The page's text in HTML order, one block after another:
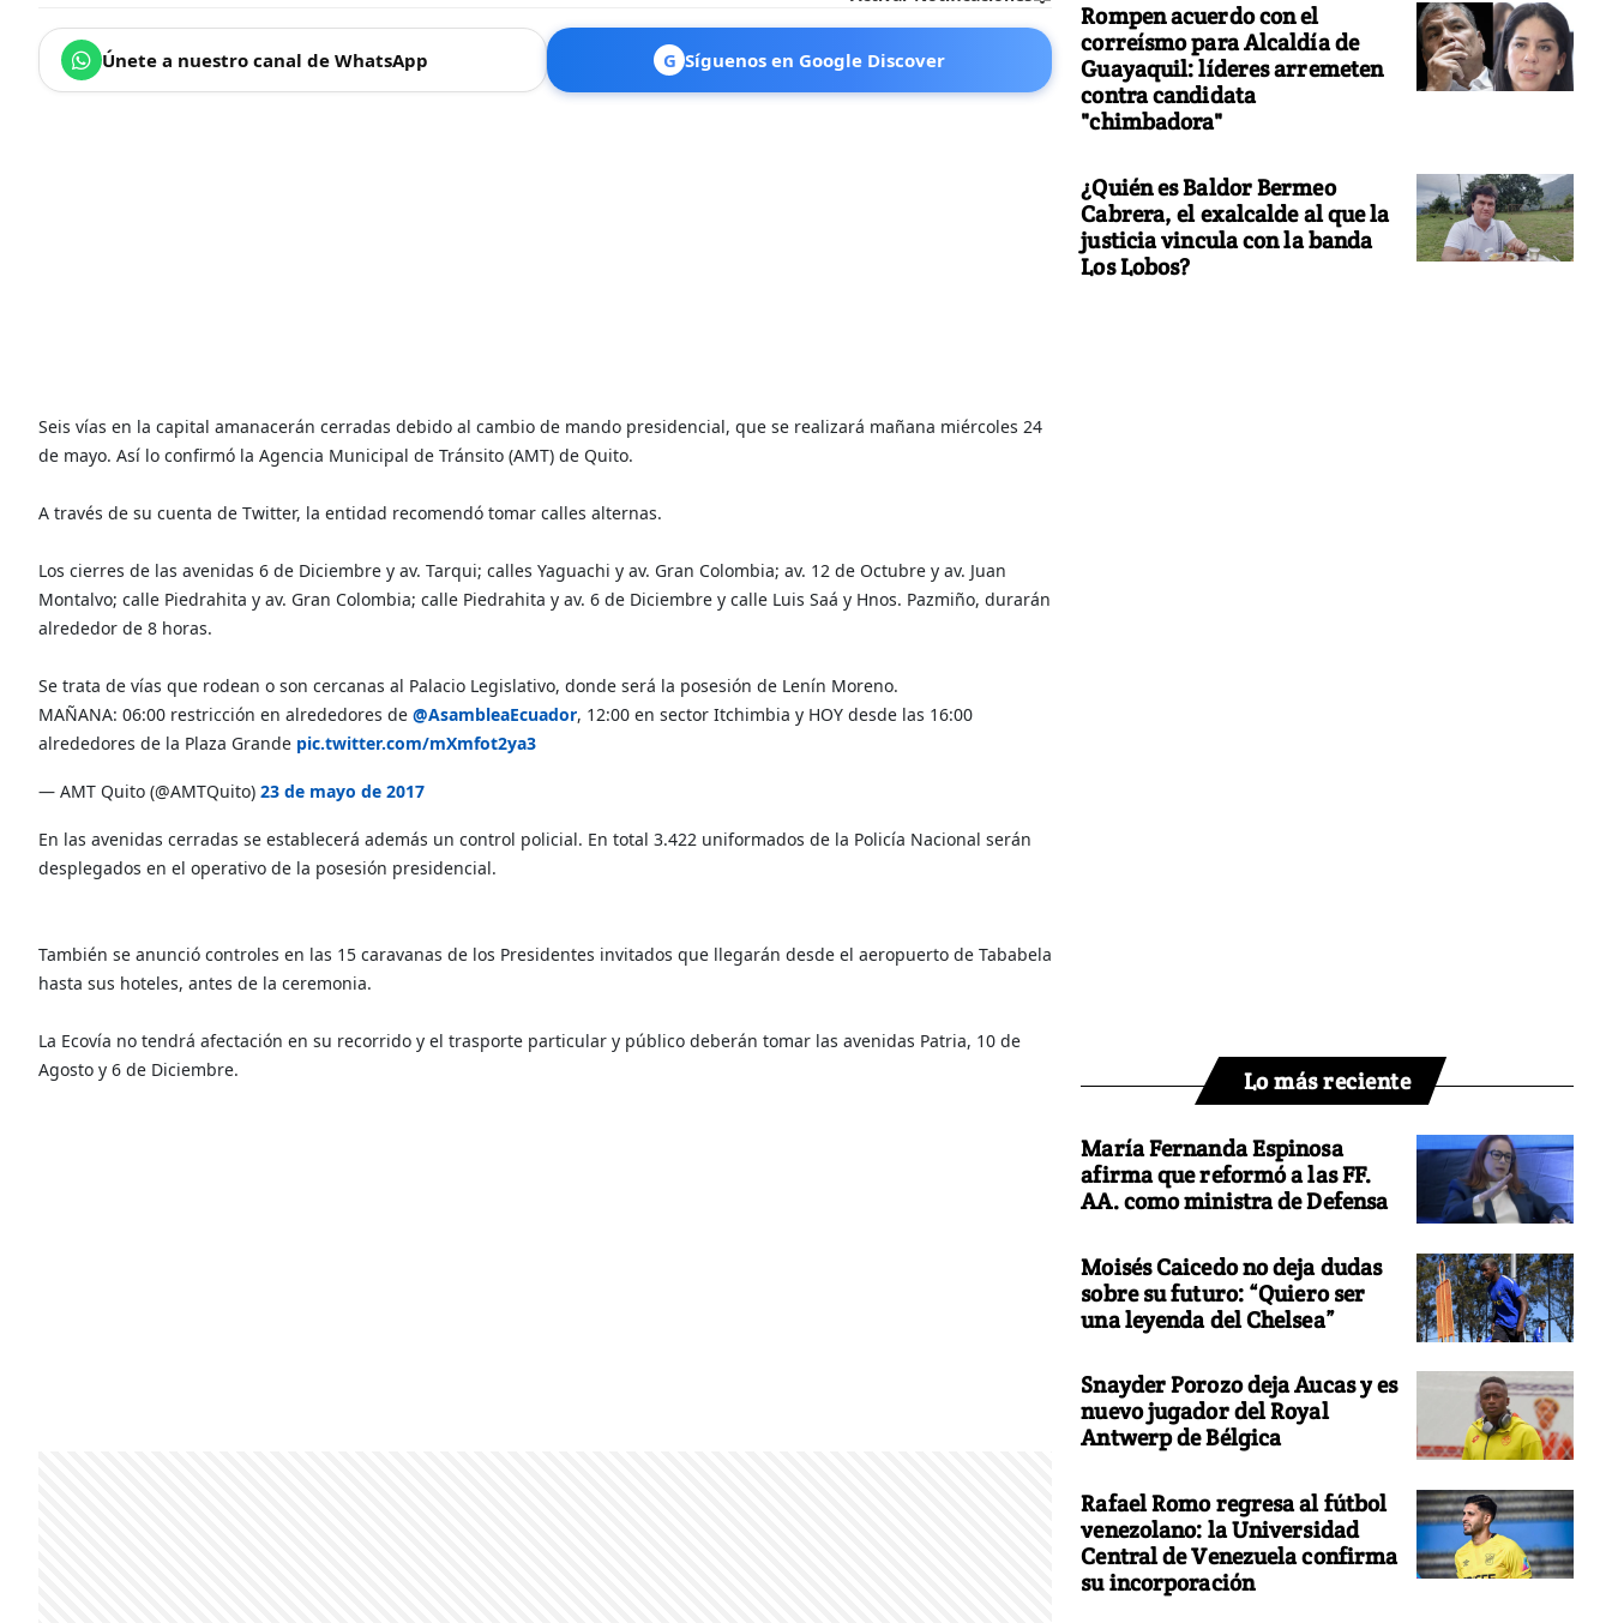
Únete a nuestro canal de WhatsApp G Síguenos en Google Discover
Seis vías en la capital amanacerán cerradas debido al cambio de mando presidencial, que se realizará mañana miércoles 24
de mayo. Así lo confirmó la Agencia Municipal de Tránsito (AMT) de Quito.
A través de su cuenta de Twitter, la entidad recomendó tomar calles alternas.
Los cierres de las avenidas 6 de Diciembre y av. Tarqui; calles Yaguachi y av. Gran Colombia; av. 12 de Octubre y av. Juan
Montalvo; calle Piedrahita y av. Gran Colombia; calle Piedrahita y av. 6 de Diciembre y calle Luis Saá y Hnos. Pazmiño, durarán
alrededor de 8 horas.
Se trata de vías que rodean o son cercanas al Palacio Legislativo, donde será la posesión de Lenín Moreno.
MAÑANA: 06:00 restricción en alrededores de @AsambleaEcuador, 12:00 en sector Itchimbia y HOY desde las 16:00
alrededores de la Plaza Grande pic.twitter.com/mXmfot2ya3
— AMT Quito (@AMTQuito) 23 de mayo de 2017
En las avenidas cerradas se establecerá además un control policial. En total 3.422 uniformados de la Policía Nacional serán
desplegados en el operativo de la posesión presidencial.
También se anunció controles en las 15 caravanas de los Presidentes invitados que llegarán desde el aeropuerto de Tababela
hasta sus hoteles, antes de la ceremonia.
La Ecovía no tendrá afectación en su recorrido y el trasporte particular y público deberán tomar las avenidas Patria, 10 de
Agosto y 6 de Diciembre.
Rompen acuerdo con el
correísmo para Alcaldía de
Guayaquil: líderes arremeten
contra candidata
"chimbadora"
¿Quién es Baldor Bermeo
Cabrera, el exalcalde al que la
justicia vincula con la banda
Los Lobos?
Lo más reciente
María Fernanda Espinosa
afirma que reformó a las FF.
AA. como ministra de Defensa
Moisés Caicedo no deja dudas
sobre su futuro: “Quiero ser
una leyenda del Chelsea”
Snayder Porozo deja Aucas y es
nuevo jugador del Royal
Antwerp de Bélgica
Rafael Romo regresa al fútbol
venezolano: la Universidad
Central de Venezuela confirma
su incorporación